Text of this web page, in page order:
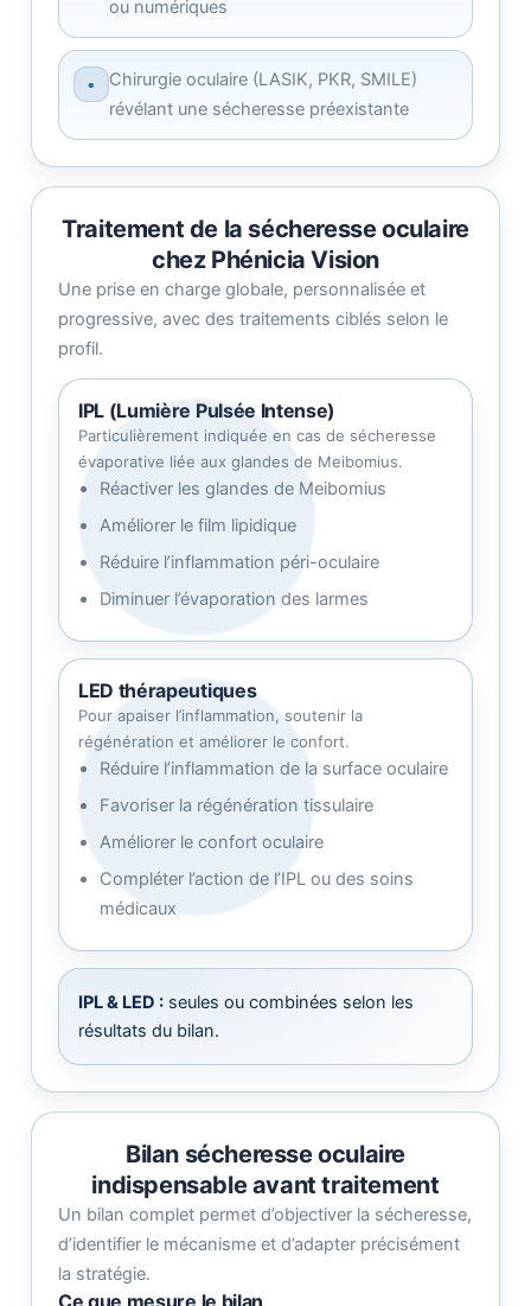
ou numériques
•
Chirurgie oculaire (LASIK, PKR, SMILE)
révélant une sécheresse préexistante
Traitement de la sécheresse oculaire
chez Phénicia Vision
Une prise en charge globale, personnalisée et
progressive, avec des traitements ciblés selon le
profil.
IPL (Lumière Pulsée Intense)
Particulièrement indiquée en cas de sécheresse
évaporative liée aux glandes de Meibomius.
Réactiver les glandes de Meibomius
Améliorer le film lipidique
Réduire l’inflammation péri-oculaire
Diminuer l’évaporation des larmes
LED thérapeutiques
Pour apaiser l’inflammation, soutenir la
régénération et améliorer le confort.
Réduire l’inflammation de la surface oculaire
Favoriser la régénération tissulaire
Améliorer le confort oculaire
Compléter l’action de l’IPL ou des soins
médicaux
IPL & LED : seules ou combinées selon les
résultats du bilan.
Bilan sécheresse oculaire
indispensable avant traitement
Un bilan complet permet d’objectiver la sécheresse,
d’identifier le mécanisme et d’adapter précisément
la stratégie.